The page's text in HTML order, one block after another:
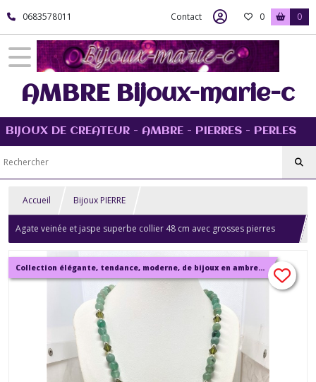
0683578011 Contact 0 0
AMBRE Bijoux-marie-c
BIJOUX DE CREATEUR - AMBRE - PIERRES - PERLES
Accueil Bijoux PIERRE
Agate veinée et jaspe superbe collier 48 cm avec grosses pierres
plates à la base très original Bijou femme.
Collection élégante, tendance, moderne, de bijoux en ambre, pierre, perles.